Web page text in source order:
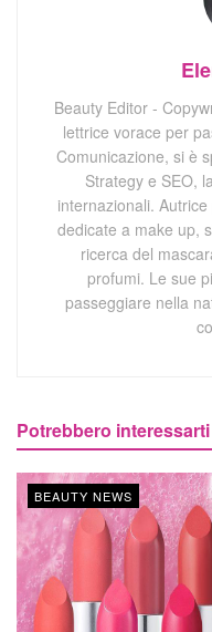
Beauty Editor -
lettrice vorace per
Comunicazione, si è
Strategy e SEO,
internazionali.
dedicate a make up,
ricerca del
profumi. Le sue
passeggiare nella
Potrebbero
BEAUTY NEWS